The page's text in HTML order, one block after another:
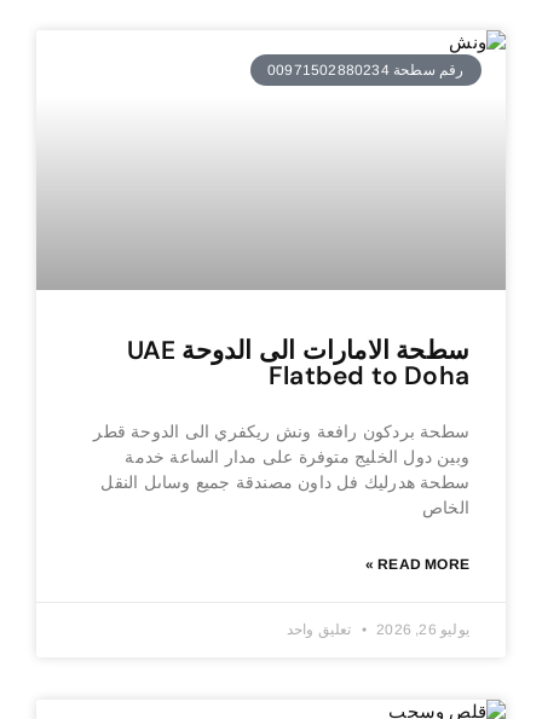
رقم سطحة 00971502880234
سطحة الامارات الى الدوحة UAE
Flatbed to Doha
سطحة بردكون رافعة ونش ريكفري الى الدوحة قطر
وبين دول الخليج متوفرة على مدار الساعة خدمة
سطحة هدرليك فل داون مصندقة جميع وساىل النقل
الخاص
READ MORE »
يوليو 26, 2026 تعليق واحد